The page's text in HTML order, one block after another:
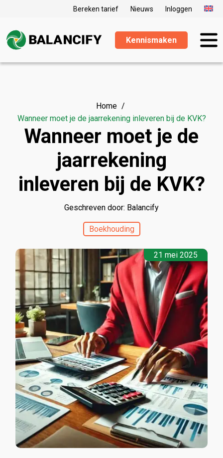
Bereken tarief Nieuws Inloggen
Kennismaken
Home
Wanneer moet je de jaarrekening inleveren bij de KVK?
Wanneer moet je de
jaarrekening
inleveren bij de KVK?
Geschreven door: Balancify
Boekhouding
21 mei 2025